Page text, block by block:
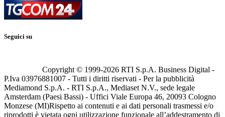
Seguici su
Copyright © 1999-2026 RTI S.p.A. Business Digital -
P.Iva 03976881007 - Tutti i diritti riservati - Per la pubblicità
Mediamond S.p.A. - RTI S.p.A., Mediaset N.V., sede legale
Amsterdam (Paesi Bassi) - Uffici Viale Europa 46, 20093 Cologno
Monzese (MI)Rispetto ai contenuti e ai dati personali trasmessi e/o
riprodotti è vietata ogni utilizzazione funzionale all’addestramento di